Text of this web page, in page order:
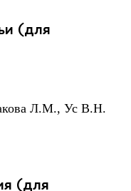
(для
Л.М., Ус В.Н.
(для